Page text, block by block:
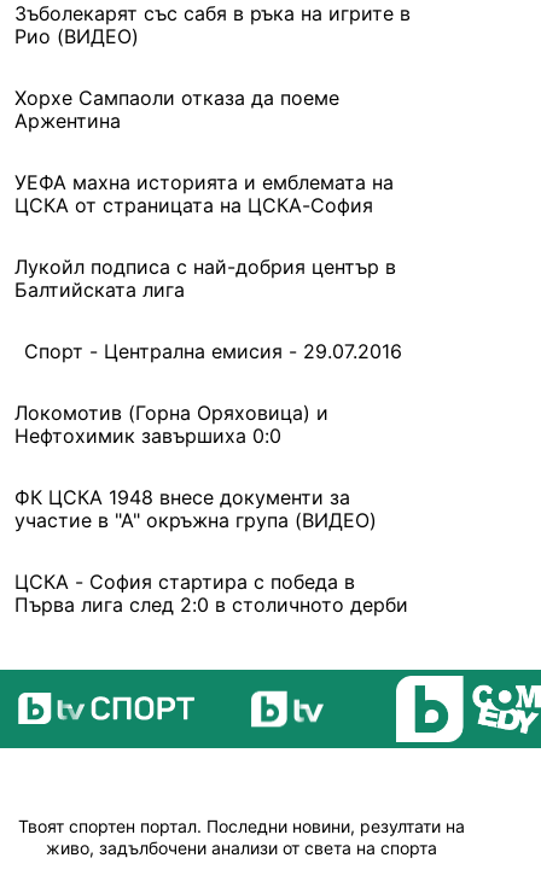
Зъболекарят със сабя в ръка на игрите в
Рио (ВИДЕО)
Хорхе Сампаоли отказа да поеме
Аржентина
УЕФА махна историята и емблемата на
ЦСКА от страницата на ЦСКА-София
Лукойл подписа с най-добрия център в
Балтийската лига
Спорт - Централна емисия - 29.07.2016
Локомотив (Горна Оряховица) и
Нефтохимик завършиха 0:0
ФК ЦСКА 1948 внесе документи за
участие в "А" окръжна група (ВИДЕО)
ЦСКА - София стартира с победа в
Първа лига след 2:0 в столичното дерби
Твоят спортен портал. Последни новини, резултати на
живо, задълбочени анализи от света на спорта